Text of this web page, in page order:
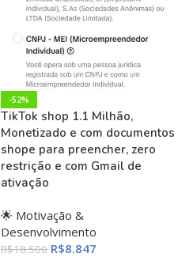
-52%
TikTok shop 1.1 Milhão,
Monetizado e com documentos
shope para preencher, zero
restrição e com Gmail de
ativação
🌟 Motivação &
Desenvolvimento
R$18.500 R$8.847